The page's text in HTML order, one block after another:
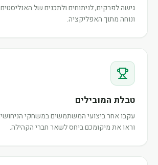
גישה לפרקים, לניתוחים ולתכנים של
ונוחה מתוך האפליקציה.
טבלת המובילים
עקבו אחר ביצועי המשתמשים במשחקי
וראו את מיקומכם ביחס לשאר חברי הקהילה.